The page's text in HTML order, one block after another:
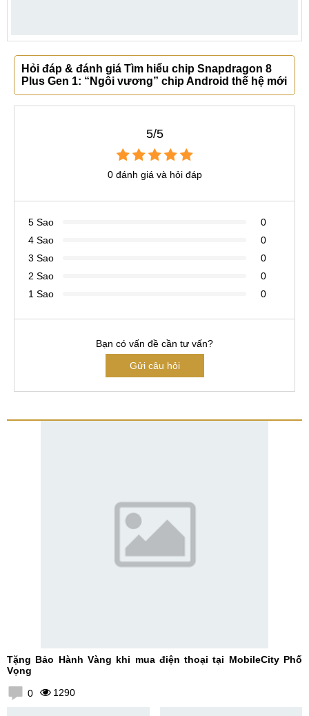
Hỏi đáp & đánh giá Tìm hiểu chip Snapdragon 8
Plus Gen 1: “Ngôi vương” chip Android thế hệ mới
5/5
0 đánh giá và hỏi đáp
5 Sao
0
4 Sao
0
3 Sao
0
2 Sao
0
1 Sao
0
Bạn có vấn đề cần tư vấn?
Gửi câu hỏi
Tặng Bảo Hành Vàng khi mua điện thoại tại MobileCity Phố
Vọng
0 1290